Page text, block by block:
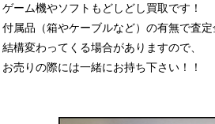
ゲーム機やソフトもどしどし買取です！
付属品（箱やケーブルなど）の有無で査
結構変わってくる場合がありますので、
お売りの際には一緒にお持ち下さい！！